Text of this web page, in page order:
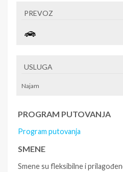
PREVOZ
USLUGA
Najam
PROGRAM PUTOVANJA
Program putovanja
SMENE
Smene su fleksibilne i